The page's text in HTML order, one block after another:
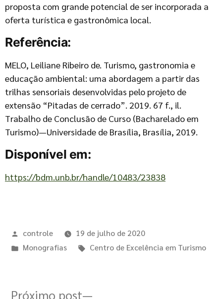
proposta com grande potencial de ser incorporada a
oferta turística e gastronômica local.
Referência:
MELO, Leiliane Ribeiro de. Turismo, gastronomia e
educação ambiental: uma abordagem a partir das
trilhas sensoriais desenvolvidas pelo projeto de
extensão “Pitadas de cerrado”. 2019. 67 f., il.
Trabalho de Conclusão de Curso (Bacharelado em
Turismo)—Universidade de Brasília, Brasília, 2019.
Disponível em:
https://bdm.unb.br/handle/10483/23838
controle
19 de julho de 2020
Monografias
Centro de Excelência em Turismo
Próximo post